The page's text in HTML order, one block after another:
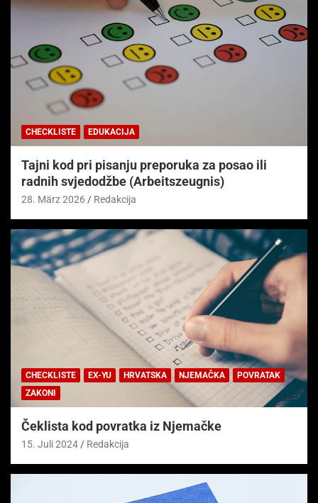
CHECKLISTE EDUKACIJA
Tajni kod pri pisanju preporuka za posao ili
radnih svjedodžbe (Arbeitszeugnis)
28. März 2026 Redakcija
CHECKLISTE EX-YU HRVATSKA NJEMAČKA
POVRATAK
ZAKONI
Čeklista kod povratka iz Njemačke
15. Juli 2024 Redakcija